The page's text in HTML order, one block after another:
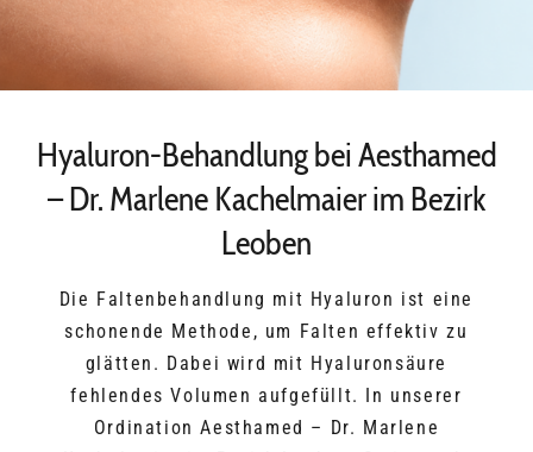
Hyaluron-Behandlung bei Aesthamed
– Dr. Marlene Kachelmaier im Bezirk
Leoben
Die Faltenbehandlung mit Hyaluron ist eine
schonende Methode, um Falten effektiv zu
glätten. Dabei wird mit Hyaluronsäure
fehlendes Volumen aufgefüllt. In unserer
Ordination Aesthamed – Dr. Marlene